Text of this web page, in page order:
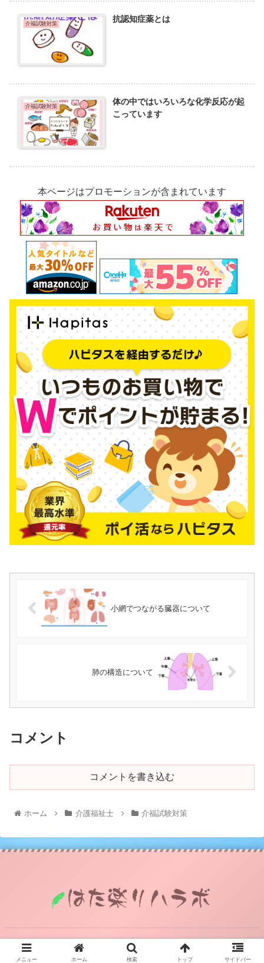
介福試験対策 抗認知症薬とは
介福試験対策
体の中ではいろいろな化学反応が起
こっています
本ページはプロモーションが含まれています
小網でつながる臓器について
肺の構造について
コメント
コメントを書き込む
ホーム 介護福祉士 介福試験対策
© 2021 はた楽リハラボ.
メニュー ホーム 検索 トップ サイドバー